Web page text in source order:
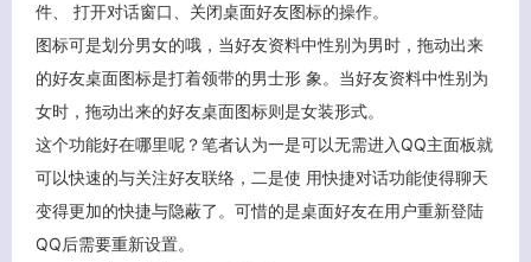
件、 打开对话窗口、关闭桌面好友图标的操作。
图标可是划分男女的哦，当好友资料中性别为男时，拖动出来
的好友桌面图标是打着领带的男士形 象。当好友资料中性别为
女时，拖动出来的好友桌面图标则是女装形式。
这个功能好在哪里呢？笔者认为一是可以无需进入QQ主面板就
可以快速的与关注好友联络，二是使 用快捷对话功能使得聊天
变得更加的快捷与隐蔽了。可惜的是桌面好友在用户重新登陆
QQ后需要重新设置。